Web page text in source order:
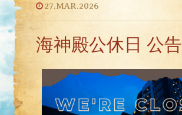
27.MAR.2026
海神殿公休日 公告